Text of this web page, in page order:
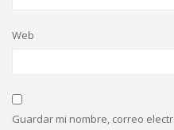
Web
Guardar mi nombre, correo